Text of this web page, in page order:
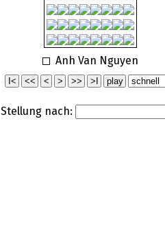
Anh Van Nguyen
Stellung nach: